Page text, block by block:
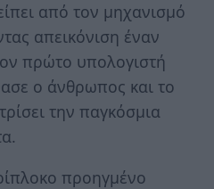
από τον μηχανισμό
απεικόνιση έναν
πρώτο υπολογιστή
ο άνθρωπος και το
την παγκόσμια
προηγμένο